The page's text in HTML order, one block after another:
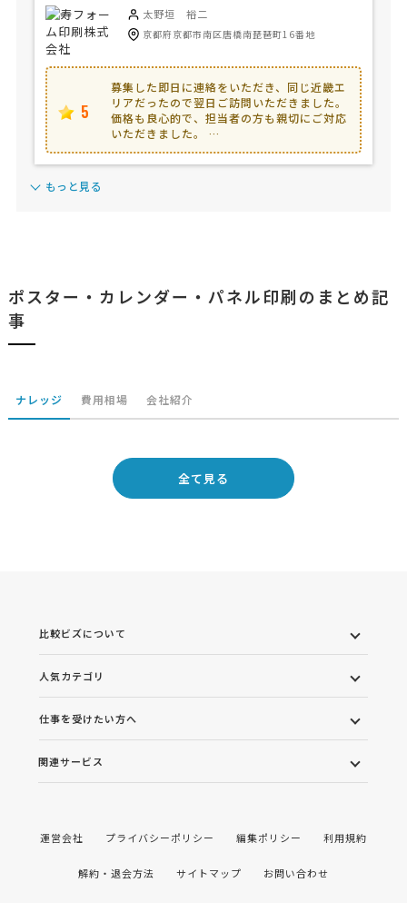
太野垣 裕二
京都府京都市南区唐橋南琵琶町16番地
5
募集した即日に連絡をいただき、同じ近畿エ
リアだったので翌日ご訪問いただきました。
価格も良心的で、担当者の方も親切にご対応
いただきました。 …
もっと見る
ポスター・カレンダー・パネル印刷のまとめ記
事
ナレッジ 費用相場 会社紹介
全て見る
比較ビズについて
人気カテゴリ
仕事を受けたい方へ
関連サービス
運営会社 プライバシーポリシー 編集ポリシー 利用規約
解約・退会方法 サイトマップ お問い合わせ